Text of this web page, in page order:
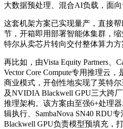
大数据预处理、混合AI负载，面向
这套机架方案已实现量产，直接
节，开箱即用部署智能体集群，
特尔从卖芯片转向交付整体算力方
再比如，由Vista Equity Partners、
Vector Core Compute专用推理云
商业模式，开创性地实现了英特尔
及NVIDIA Blackwell GPU三大跨
推理架构。该方案由至强6+处理
辑执行、SambaNova SN40 RDU
Blackwell GPU负责模型预填充，